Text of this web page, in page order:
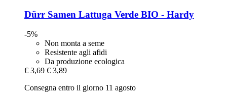
Dürr Samen Lattuga Verde BIO -​ Hardy
-5%
Non monta a seme
Resistente agli afidi
Da produzione ecologica
€ 3,69 € 3,89
Consegna entro il giorno 11 agosto